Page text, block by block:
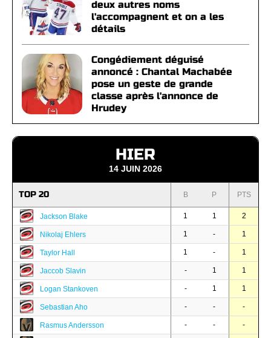
deux autres noms
l'accompagnent et on a les
détails
Congédiement déguisé
annoncé : Chantal Machabée
pose un geste de grande
classe après l'annonce de
Hrudey
HIER
14 JUIN 2026
TOP 20 B P PTS
Jackson Blake 1 1 2
Nikolaj Ehlers 1 - 1
Taylor Hall 1 - 1
Jaccob Slavin - 1 1
Logan Stankoven - 1 1
Sebastian Aho - - -
Rasmus Andersson - - -